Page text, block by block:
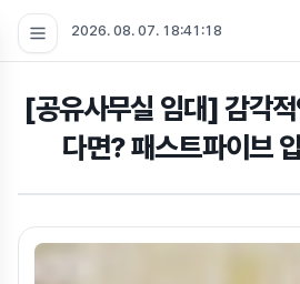
2026. 08. 07. 18:41:20
[공유사무실 임대] 감각
다면? 패스트파이브